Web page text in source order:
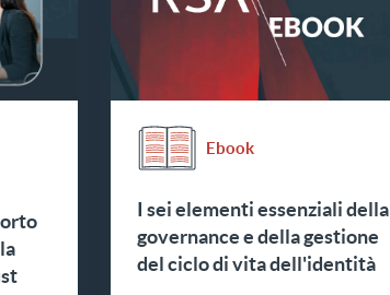
Ebook
I sei elementi essenziali della
governance e della gestione
del ciclo di vita dell'identità